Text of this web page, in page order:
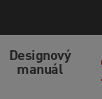
Designový
manuál